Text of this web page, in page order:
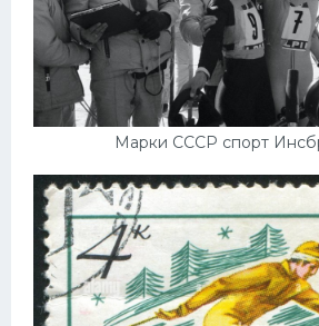
Марки СССР спорт